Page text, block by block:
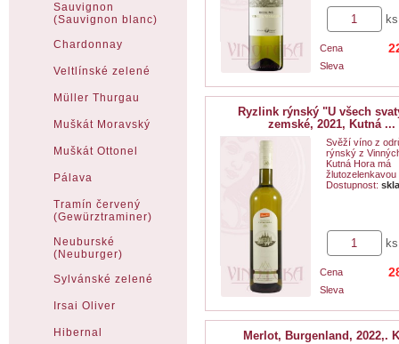
ks
Cena
Sleva
Ryzlink rýnský "U všech
zemské, 2021, Kutná ...
Svěží víno z
rýnský z
Kutná Hora má
žlutozelenkavou
Dostupnost:
ks
Cena
Sleva
Merlot, Burgenland, 2022,.
Sauvignon
(Sauvignon blanc)
Chardonnay
Veltlínské zelené
Müller Thurgau
Muškát Moravský
Muškát Ottonel
Pálava
Tramín červený
(Gewürztraminer)
Neuburské
(Neuburger)
Sylvánské zelené
Irsai Oliver
Hibernal